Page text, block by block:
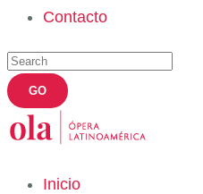
Contacto
Inicio